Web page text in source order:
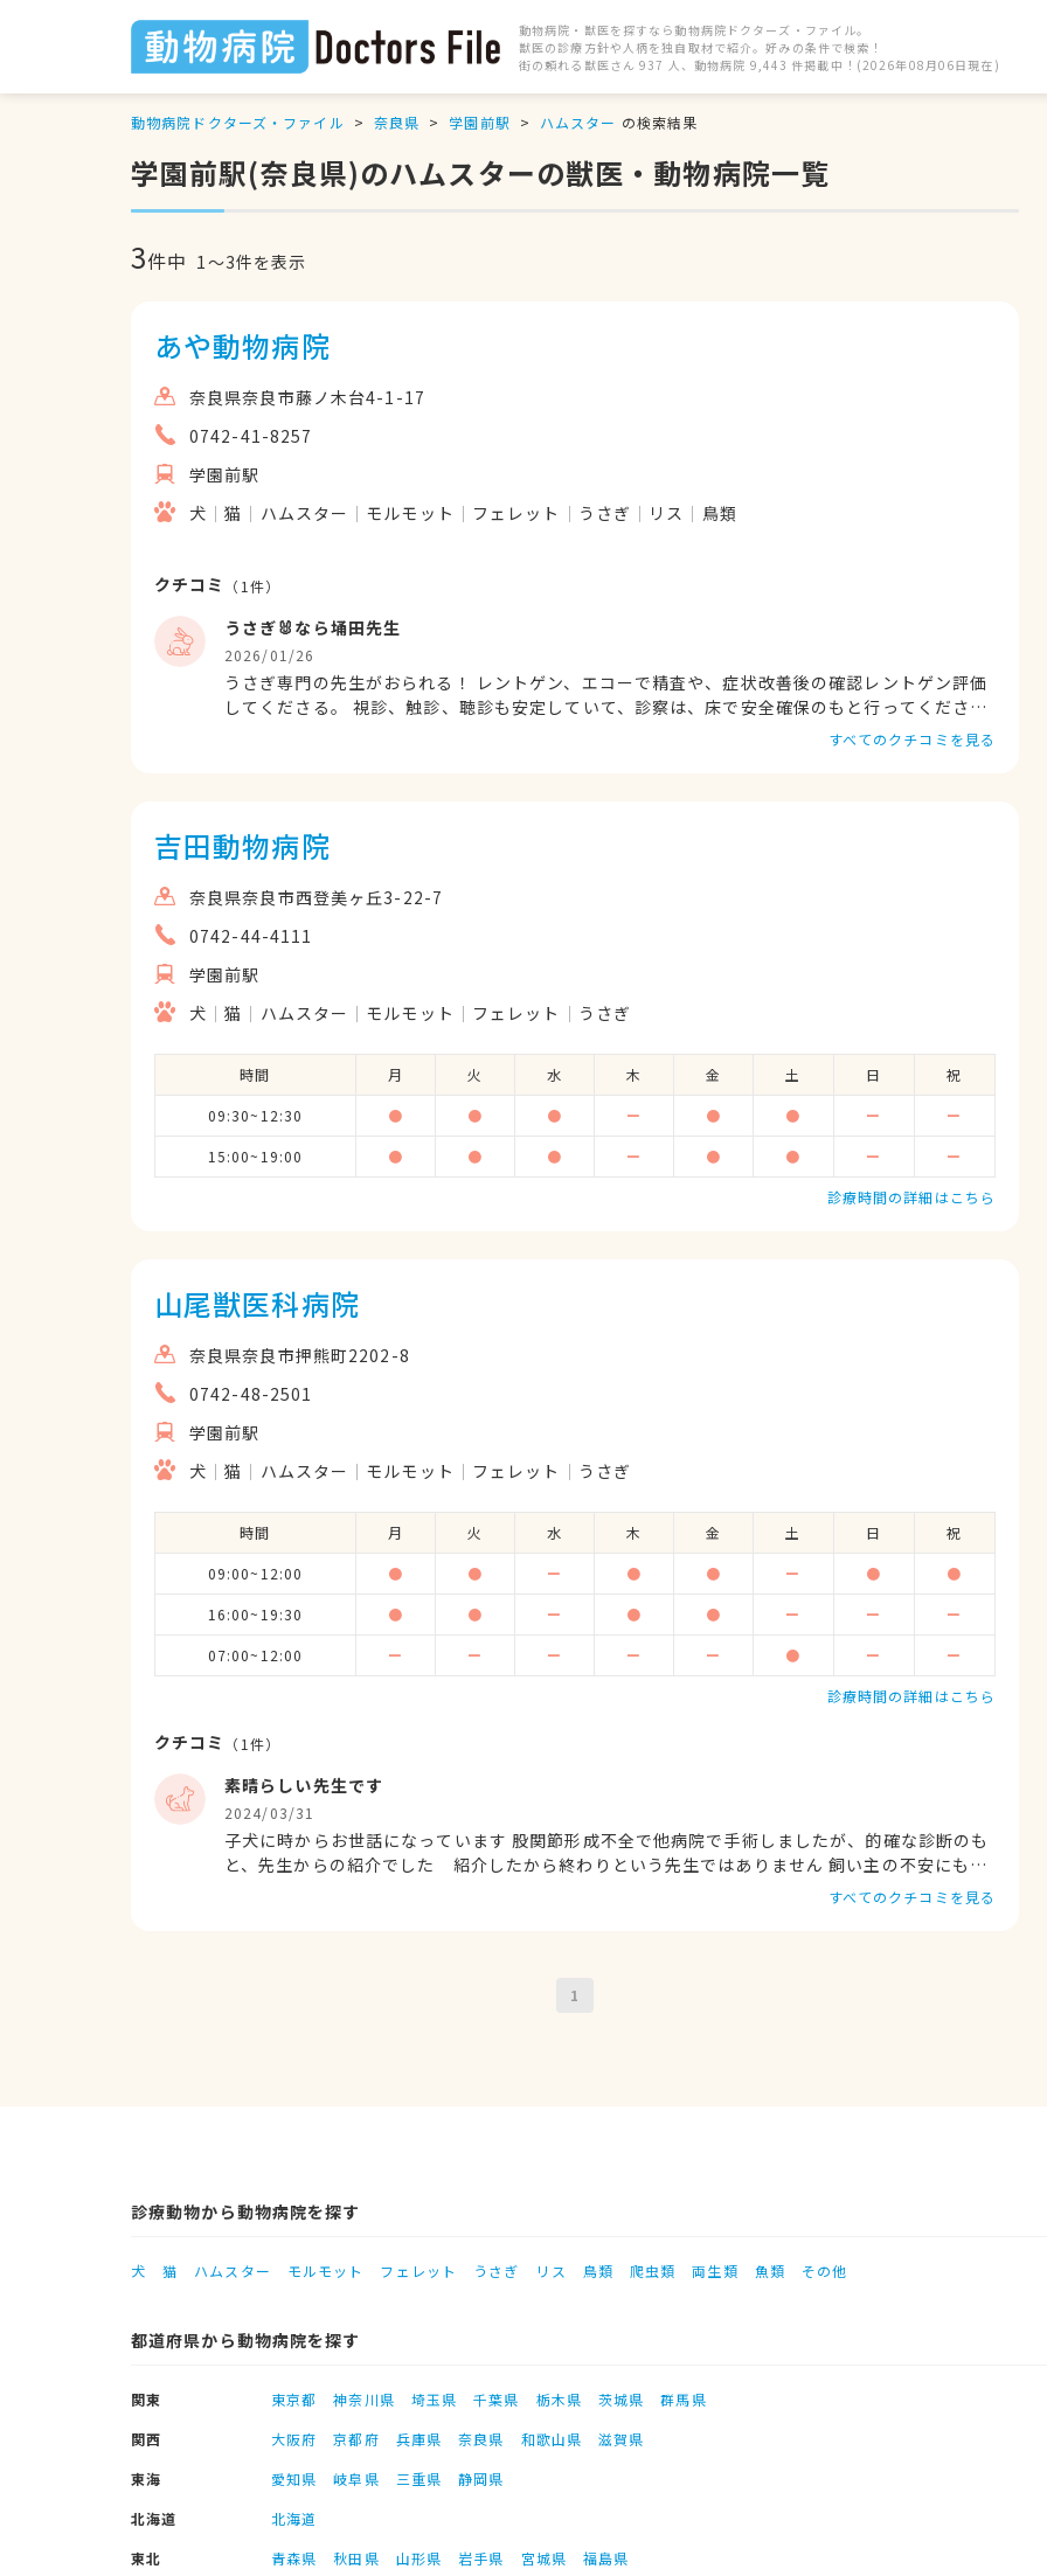
動物病院・獣医を探すなら動物病院ドクターズ・ファイル。
獣医の診療方針や人柄を独自取材で紹介。好みの条件で検索！
街の頼れる獣医さん 937 人、動物病院 9,443 件掲載中！(2026年08月06日現在)
動物病院ドクターズ・ファイル 奈良県 学園前駅 ハムスター の検索結果
学園前駅(奈良県)のハムスターの獣医・動物病院一覧
3件中 1〜3件を表示
あや動物病院
奈良県奈良市藤ノ木台4-1-17
0742-41-8257
学園前駅
犬
猫 ハムスター モルモット フェレット うさぎ リス 鳥類
クチコミ （ 1 件）
うさぎ🐰なら埇田先生
2026/01/26
うさぎ専門の先生がおられる！ レントゲン、エコーで精査や、症状改善後の確認レントゲン評価
してくださる。 視診、触診、聴診も安定していて、診察は、床で安全確保のもと行ってくださ
すべてのクチコミを見る
吉田動物病院
奈良県奈良市西登美ヶ丘3-22-7
0742-44-4111
学園前駅
犬
猫 ハムスター モルモット フェレット うさぎ
時間 月 火 水 木 金 土 日 祝
09:30~12:30 ● ● ● ー ● ● ー ー
15:00~19:00 ● ● ● ー ● ● ー ー
診療時間の詳細はこちら
山尾獣医科病院
奈良県奈良市押熊町2202-8
0742-48-2501
学園前駅
犬
猫 ハムスター モルモット フェレット うさぎ
時間 月 火 水 木 金 土 日 祝
09:00~12:00 ● ● ー ● ● ー ● ●
16:00~19:30 ● ● ー ● ● ー ー ー
07:00~12:00 ー ー ー ー ー ● ー ー
診療時間の詳細はこちら
クチコミ （ 1 件）
素晴らしい先生です
2024/03/31
子犬に時からお世話になっています 股関節形成不全で他病院で手術しましたが、的確な診断のも
と、先生からの紹介でした 紹介したから終わりという先生ではありません 飼い主の不安にも優
しく対応をしてくださる先生です 最期は大病を患い願いも虚しく旅立ってしまいましたが、常
医としての腕だけでなくお人柄の素晴らしさに支えられての飼い主人生でした 今も大切な子供を
すべてのクチコミを見る
1
診療動物から動物病院を探す
犬 猫 ハムスター モルモット フェレット うさぎ リス 鳥類 爬虫類 両生類 魚類 その他
都道府県から動物病院を探す
関東 東京都 神奈川県 埼玉県 千葉県 栃木県 茨城県
群馬県
関西
大阪府 京都府 兵庫県 奈良県 和歌山県
滋賀県
東海
愛知県 岐阜県 三重県
静岡県
北海道
北海道
東北
青森県 秋田県 山形県 岩手県 宮城県
福島県